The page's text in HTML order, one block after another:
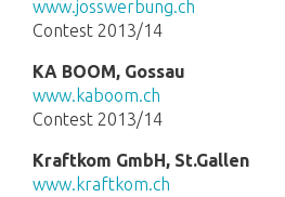
www.josswerbung.ch
Contest 2013/14
KA BOOM, Gossau
www.kaboom.ch
Contest 2013/14
Kraftkom GmbH, St.Gallen
www.kraftkom.ch